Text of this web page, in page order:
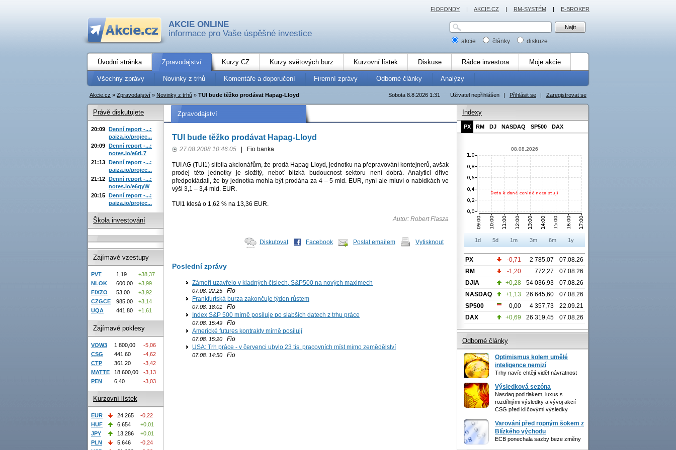
AKCIE ONLINE
informace pro Vaše úspěšné investice
akcie články diskuze
Úvodní stránka Zpravodajství Kurzy CZ Kurzy světových burz Kurzovní lístek Diskuse Rádce investora Moje akcie
Všechny zprávy Novinky z trhů Komentáře a doporučení Firemní zprávy Odborné články Analýzy
Uživatel nepřihlášen | Přihlásit se | Zaregistrovat se
Sobota 8.8.2026 1:31
Akcie.cz » Zpravodajství » Novinky z trhů » TUI bude těžko prodávat Hapag-Lloyd
Zpravodajství
TUI bude těžko prodávat Hapag-Lloyd
27.08.2008 10:46:05 Fio banka
TUI AG (TUI1) slíbila akcionářům, že prodá Hapag-Lloyd, jednotku na přepravování kontejnerů, avšak
prodej této jednotky je složitý, neboť blízká budoucnost sektoru není dobrá. Analytici dříve
předpokládali, že by jednotka mohla být prodána za 4 – 5 mld. EUR, nyní ale mluví o nabídkách ve
výši 3,1 – 3,4 mld. EUR.
TUI1 klesá o 1,62 % na 13,36 EUR.
Autor: Robert Flasza
Diskutovat Facebook Poslat emailem Vytisknout
Poslední zprávy
Zámoří uzavřelo v kladných číslech, S&P500 na nových maximech
07.08. 22:25 Fio
Frankfurtská burza zakončuje týden růstem
07.08. 18:01
Fio
Index S&P 500 mírně posiluje po slabších datech z trhu práce
07.08. 15:49 Fio
Americké futures kontrakty mírně posilují
07.08. 15:20 Fio
USA: Trh práce - v červenci ubylo 23 tis. pracovních míst mimo zemědělství
07.08. 14:50 Fio
Právě diskutujete
20:09 Denní report -...:
paiza.io/projec...
20:09 Denní report -...:
notes.io/e6rL7
21:13 Denní report -...:
paiza.io/projec...
21:12 Denní report -...:
notes.io/e6qyW
20:15 Denní report -...:
paiza.io/projec...
Škola investování
Zajímavé vzestupy
PVT 1,19
+38,37
NLOK
600,00
+3,99
FIXZO
53,00
+3,92
CZGCE
985,00
+3,14
UQA
441,80 +1,61
Zajímavé poklesy
VOW3 1 800,00
-5,06
CSG
441,60
-4,62
CTP
361,20
-3,42
MATTE
18 600,00
-3,13
PEN
6,40 -3,03
Kurzovní lístek
EUR 24,265
-0,22
HUF
6,654
+0,01
JPY
13,286
+0,01
PLN
5,646
-0,24
Indexy
PX RM DJ NASDAQ SP500 DAX
08.08.2026
1d 5d 1m 3m 6m 1y
PX -0,71 2 785,07
07.08.26
RM
-1,20 772,27
07.08.26
DJIA
+0,28 54 036,93
07.08.26
NASDAQ
+1,13 26 645,60
07.08.26
SP500
0,00 4 357,73
22.09.21
DAX
+0,69 26 319,45 07.08.26
Odborné články
Optimismus kolem umělé
inteligence nemizí
Trhy navíc chtějí vidět návratnost
Výsledková sezóna
Nasdaq pod tlakem, luxus s
rozdílnými výsledky a vývoj akcií
CSG před klíčovými výsledky
Varování před ropným šokem z
Blízkého východu
ECB ponechala sazby beze změny
FIOFONDY | AKCIE.CZ | RM-SYSTÉM | E-BROKER